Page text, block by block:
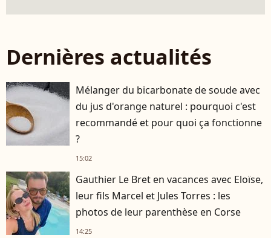
Dernières actualités
Mélanger du bicarbonate de soude avec
du jus d'orange naturel : pourquoi c'est
recommandé et pour quoi ça fonctionne
?
15:02
Gauthier Le Bret en vacances avec Eloïse,
leur fils Marcel et Jules Torres : les
photos de leur parenthèse en Corse
14:25